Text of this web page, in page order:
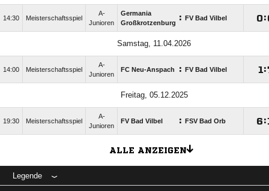
14:30 Meisterschaftsspiel
A-
Junioren
Germania
Großkrotzenburg : FV Bad Vilbel :
Samstag, 11.04.2026
14:00 Meisterschaftsspiel
A-
Junioren
FC Neu-Anspach : FV Bad Vilbel :
Freitag, 05.12.2025
19:30 Meisterschaftsspiel
A-
Junioren
FV Bad Vilbel : FSV Bad Orb :
ALLE ANZEIGEN
Legende